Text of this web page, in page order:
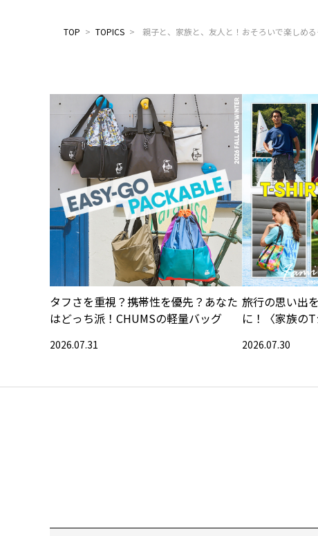
TOP > TOPICS > 親子と、家族と、友人と！おそろいで楽しめ
タフさを重視？携帯性を優先？あなた
はどっち派！CHUMSの軽量バッグ
2026.07.31
旅行の思い出
に！〈家族の
2026.07.30